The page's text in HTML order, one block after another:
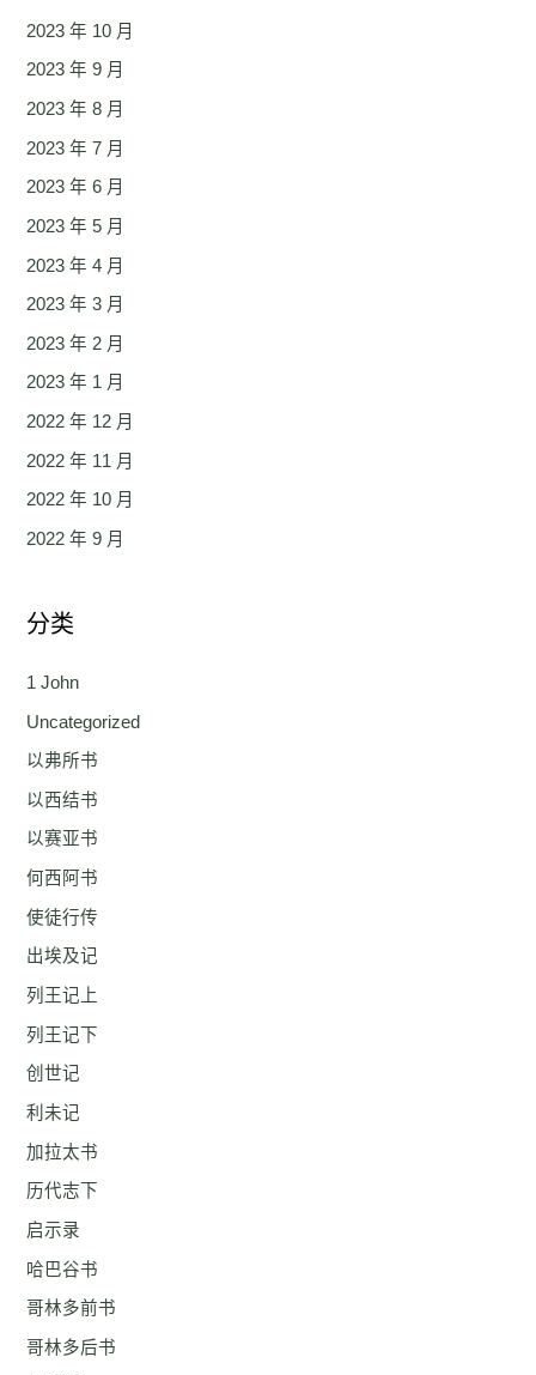
2023 年 10 月
2023 年 9 月
2023 年 8 月
2023 年 7 月
2023 年 6 月
2023 年 5 月
2023 年 4 月
2023 年 3 月
2023 年 2 月
2023 年 1 月
2022 年 12 月
2022 年 11 月
2022 年 10 月
2022 年 9 月
分类
1 John
Uncategorized
以弗所书
以西结书
以赛亚书
何西阿书
使徒行传
出埃及记
列王记上
列王记下
创世记
利未记
加拉太书
历代志下
启示录
哈巴谷书
哥林多前书
哥林多后书